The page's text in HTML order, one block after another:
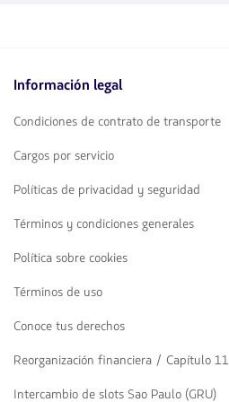
Información legal
Condiciones de contrato de transporte
Cargos por servicio
Políticas de privacidad y seguridad
Términos y condiciones generales
Política sobre cookies
Términos de uso
Conoce tus derechos
Reorganización financiera / Capítulo 11
Intercambio de slots Sao Paulo (GRU)